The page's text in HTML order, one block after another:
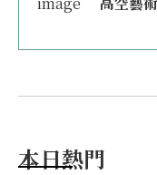
本日熱門